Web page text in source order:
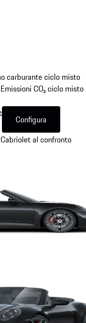
carburante ciclo misto
CO₂ ciclo misto
Configura
al confronto